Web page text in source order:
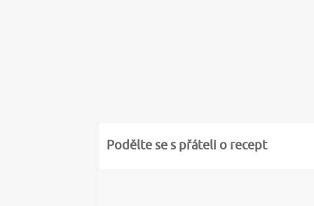
Podělte se s přáteli o recept